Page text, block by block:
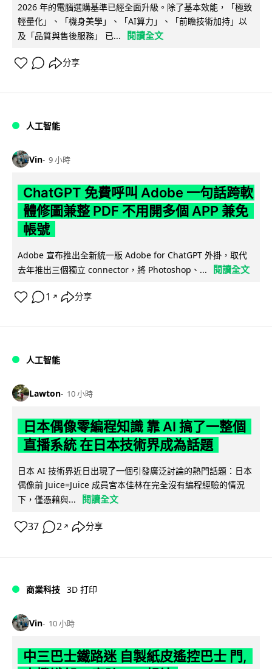
2026 年的電腦選購基準已經全面升級。除了基本效能，「極致
輕量化」、「機身美學」、「AI算力」、「前瞻技術加持」以
及「品質與售後服務」 已...
閱讀全文
分享
人工智能
Vin 9 小時
ChatGPT 免費呼叫 Adobe 一句話跨軟
體修圖兼整 PDF 不用開多個 APP 兼免
帳號
Adobe 宣布推出全新統一版 Adobe for ChatGPT 外掛，取代
去年推出三個獨立 connector，將 Photoshop、...
閱讀全文
1 ↗ 分享
人工智能
Lawton 10 小時
日本偶像零編程知識 靠 AI 搞了一整個
直播系統 在日本技術界成為話題
日本 AI 技術界近日出現了一個引發廣泛討論的熱門話題：日本
偶像前 Juice=Juice 成員宮本佳林在完全沒有編程經驗的情況
下，僅憑藉與...
閱讀全文
37 2 ↗ 分享
商業科技 3D 打印
Vin 10 小時
中三巴士鐵路迷 自製紙皮遙控巴士 門,